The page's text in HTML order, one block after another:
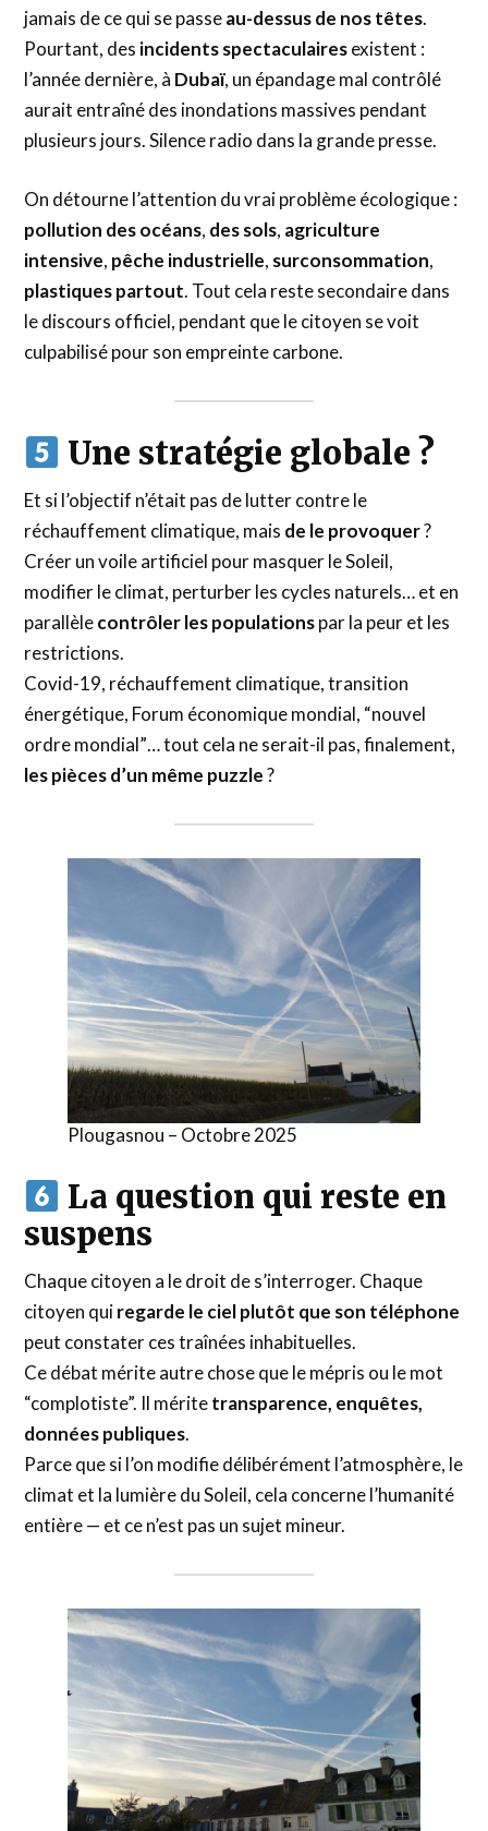
jamais de ce qui se passeau-dessus de nos têtes.
Pourtant, des incidents spectaculairesexistent :
l’année dernière, à Dubaï, un épandage mal contrôlé
aurait entraîné des inondations massives pendant
plusieurs jours. Silence radio dans la grande presse.
On détourne l’attention du vrai problème écologique :
pollution des océans, des sols, agriculture
intensive, pêche industrielle, surconsommation,
plastiques partout. Tout cela reste secondaire dans
le discours officiel, pendant que le citoyen se voit
culpabilisé pour son empreinte carbone.
Une stratégie globale ?
Et si l’objectif n’était pas de lutter contre le
réchauffement climatique, mais de le provoquer?
Créer un voile artificiel pour masquer le Soleil,
modifier le climat, perturber les cycles naturels… et en
parallèlecontrôler les populationspar la peur et les
restrictions.
Covid-19, réchauffement climatique, transition
énergétique, Forum économique mondial, “nouvel
ordre mondial”… tout cela ne serait-il pas, finalement,
les pièces d’un même puzzle?
Plougasnou – Octobre 2025
La question qui reste en
suspens
Chaque citoyen a le droit de s’interroger. Chaque
citoyen quiregarde le ciel plutôt que son téléphone
peut constater ces traînées inhabituelles.
Ce débat mérite autre chose que le mépris ou le mot
“complotiste”. Il méritetransparence, enquêtes,
données publiques.
Parce que si l’on modifie délibérément l’atmosphère, le
climat et la lumière du Soleil, cela concerne l’humanité
entière — et ce n’est pas un sujet mineur.